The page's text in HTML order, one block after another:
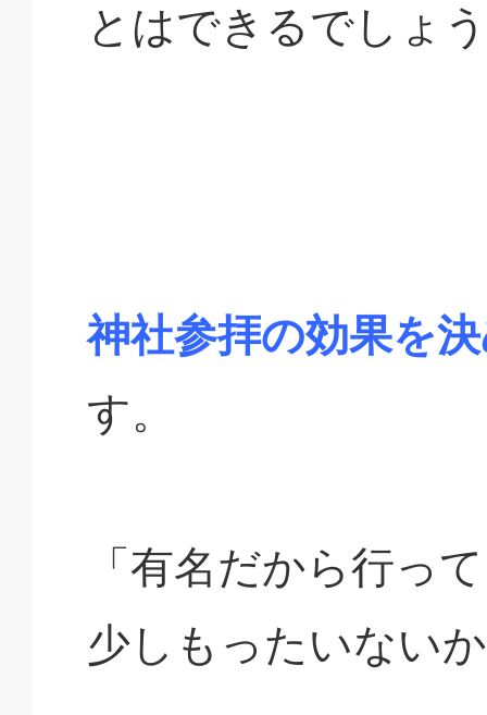
とはできるでしょ
神社参拝の効果を
す。
「有名だから行っ
少しもったいない